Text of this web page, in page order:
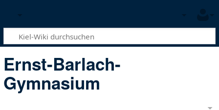
Ernst-Barlach-
Gymnasium